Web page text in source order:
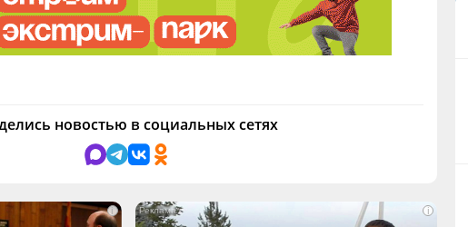
новостью в социальных сетях
i i